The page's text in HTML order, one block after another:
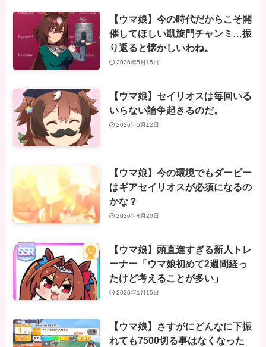
【ウマ娘】今の時代だからこそ開
催してほしい凱旋門チャンミ…振
り返ると懐かしいわね。
2026年5月15日
【ウマ娘】セイリオスは毎回いる
いらない論争起きるのだ。
2026年5月12日
【ウマ娘】今の環境でもダービー
はギアセイリオスが必須になるの
かな？
2026年4月20日
【ウマ娘】頭直進すぎる新人トレ
ーナー「ウマ娘初めて2週間経っ
たけど考えることが多い」
2026年1月15日
【ウマ娘】さすがにどんなに下振
れても7500切る事はなくなった